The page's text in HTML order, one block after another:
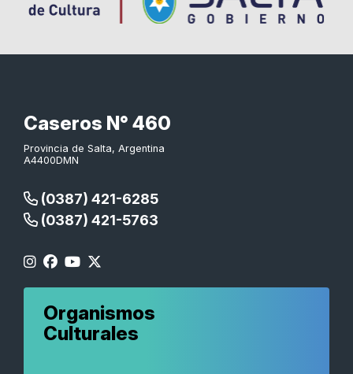
Caseros N° 460
Provincia de Salta, Argentina
A4400DMN
(0387) 421-6285
(0387) 421-5763
Organismos
Culturales